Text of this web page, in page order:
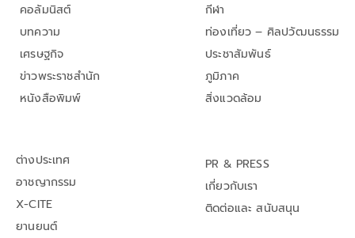
คอลัมนิสต์
บทความ
เศรษฐกิจ
ข่าวพระราชสำนัก
หนังสือพิมพ์
กีฬา
ท่องเที่ยว – ศิลปวัฒนธรรม
ประชาสัมพันธ์
ภูมิภาค
สิ่งแวดล้อม
ต่างประเทศ
อาชญากรรม
X-CITE
ยานยนต์
PR & PRESS
เกี่ยวกับเรา
ติดต่อและ สนับสนุน